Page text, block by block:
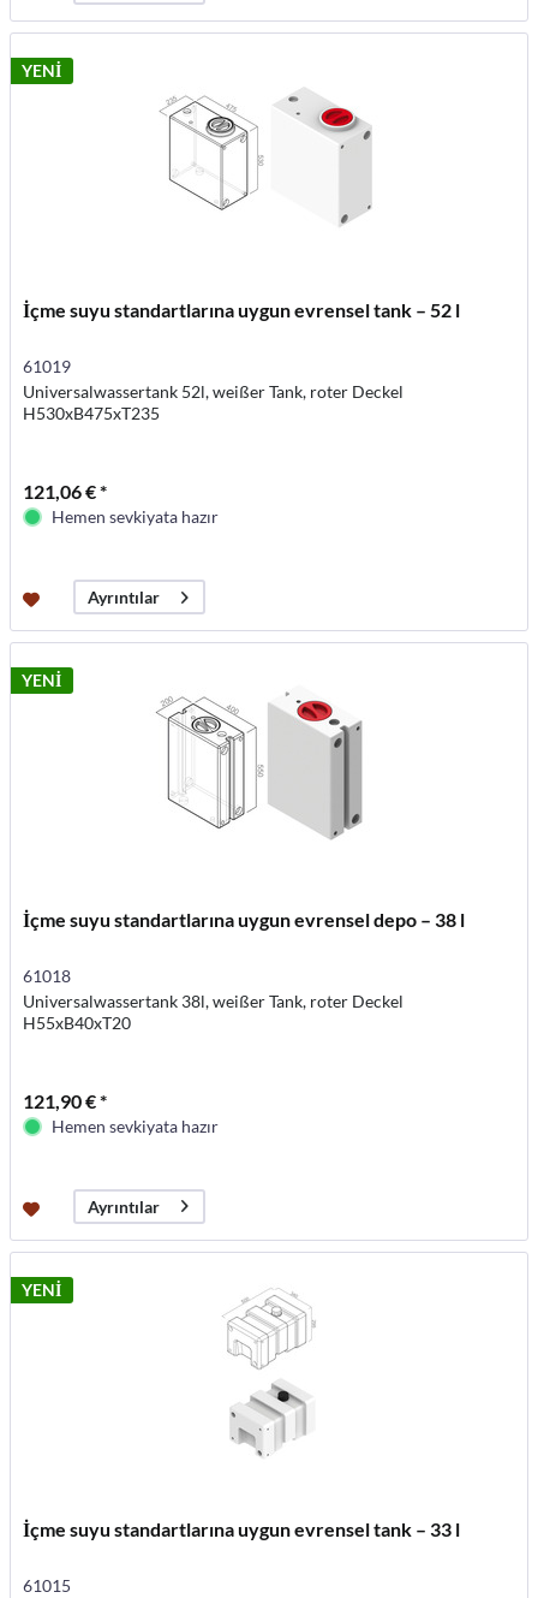
YENİ
İçme suyu standartlarına uygun evrensel tank – 52 l
61019
Universalwassertank 52l, weißer Tank, roter Deckel
H530xB475xT235
121,06 € *
Hemen sevkiyata hazır
Ayrıntılar
YENİ
İçme suyu standartlarına uygun evrensel depo – 38 l
61018
Universalwassertank 38l, weißer Tank, roter Deckel
H55xB40xT20
121,90 € *
Hemen sevkiyata hazır
Ayrıntılar
YENİ
İçme suyu standartlarına uygun evrensel tank – 33 l
61015